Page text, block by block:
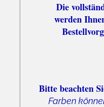
Die
werden
Bitte beachten
Farben